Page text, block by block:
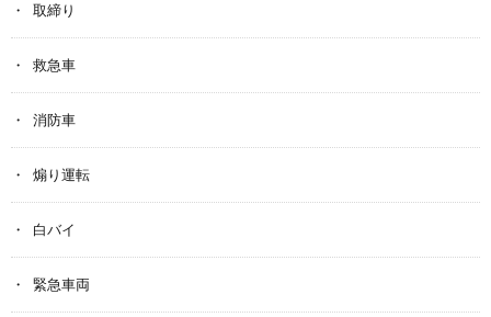
取締り
救急車
消防車
煽り運転
白バイ
緊急車両